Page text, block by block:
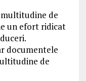
de
un efort ridicat
documentele
de